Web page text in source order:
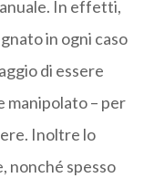
In effetti,
in ogni caso
di essere
manipolato – per
Inoltre lo
nonché spesso